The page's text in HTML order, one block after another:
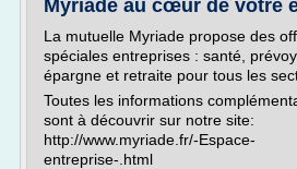
Myriade au cœur de votre
La mutuelle Myriade propose des
spéciales entreprises : santé,
épargne et retraite pour tous les
Toutes les informations
sont à découvrir sur notre site:
http://www.myriade.fr/-Espace-
entreprise-.html